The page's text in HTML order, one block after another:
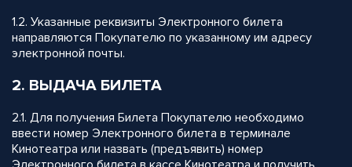
1.2. Указанные реквизиты Электронного билета
направляются Покупателю по указанному им адресу
электронной почты.
2. ВЫДАЧА БИЛЕТА
2.1. Для получения Билета Покупателю необходимо
ввести номер Электронного билета в терминале
Кинотеатра или назвать (предъявить) номер